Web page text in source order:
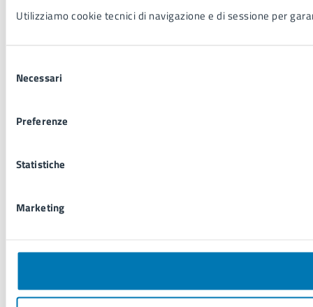
Utilizziamo cookie tecnici di navigazione e di sessione per
delNecessari
Preferenze
Statistiche
Marketing